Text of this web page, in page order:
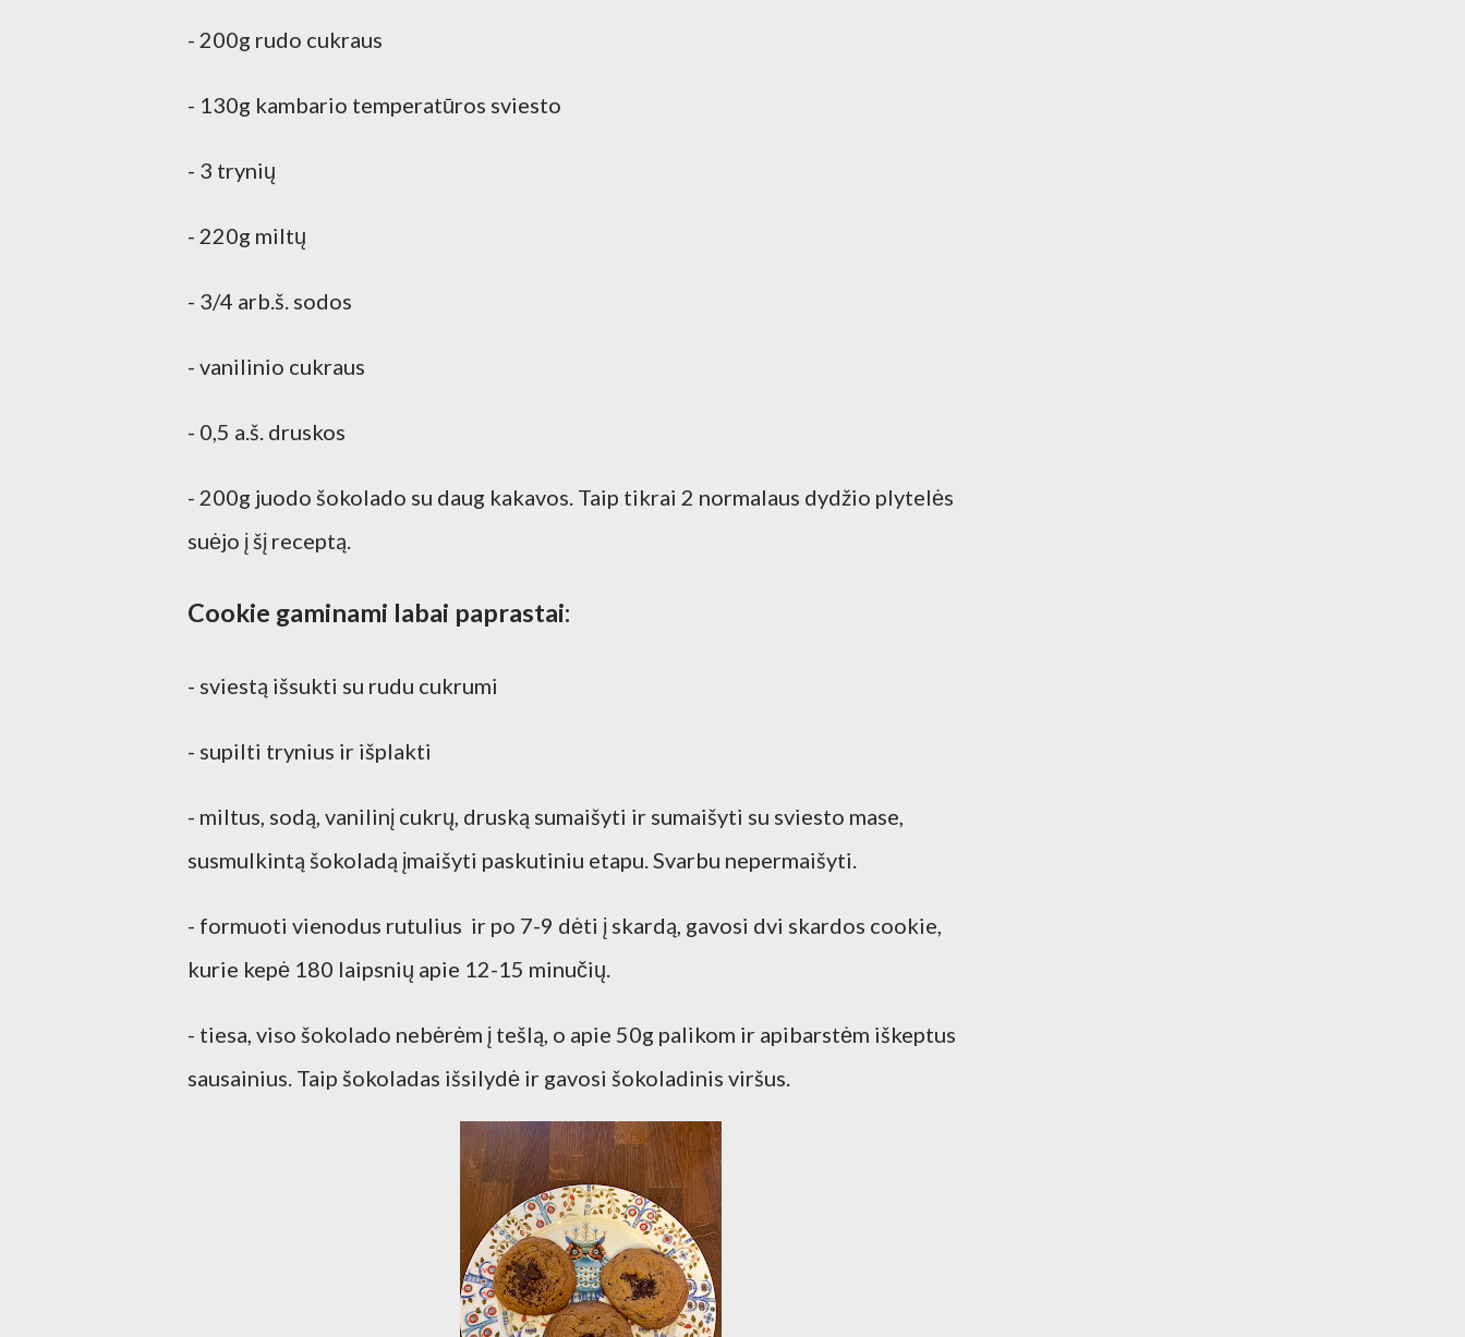
- 200g rudo cukraus
- 130g kambario temperatūros sviesto
- 3 trynių
- 220g miltų
- 3/4 arb.š. sodos
- vanilinio cukraus
- 0,5 a.š. druskos
- 200g juodo šokolado su daug kakavos. Taip tikrai 2 normalaus dydžio plytelės
suėjo į šį receptą.
Cookie gaminami labai paprastai:
- sviestą išsukti su rudu cukrumi
- supilti trynius ir išplakti
- miltus, sodą, vanilinį cukrų, druską sumaišyti ir sumaišyti su sviesto mase,
susmulkintą šokoladą įmaišyti paskutiniu etapu. Svarbu nepermaišyti.
- formuoti vienodus rutulius ir po 7-9 dėti į skardą, gavosi dvi skardos cookie,
kurie kepė 180 laipsnių apie 12-15 minučių.
- tiesa, viso šokolado nebėrėm į tešlą, o apie 50g palikom ir apibarstėm iškeptus
sausainius. Taip šokoladas išsilydė ir gavosi šokoladinis viršus.